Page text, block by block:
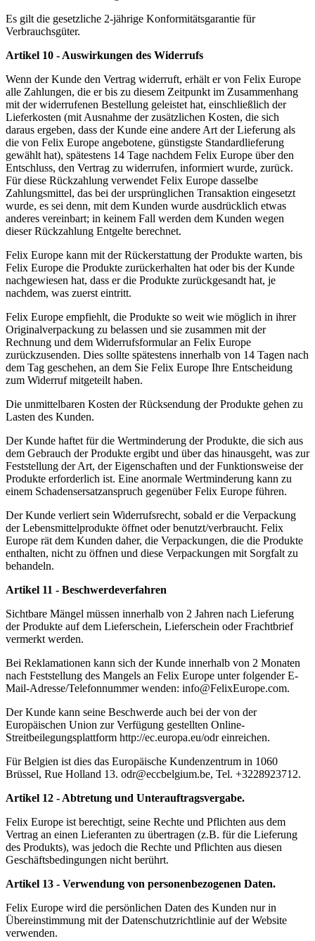
Es gilt die gesetzliche 2-jährige Konformitätsgarantie für
Verbrauchsgüter.
Artikel 10 - Auswirkungen des Widerrufs
Wenn der Kunde den Vertrag widerruft, erhält er von Felix Europe
alle Zahlungen, die er bis zu diesem Zeitpunkt im Zusammenhang
mit der widerrufenen Bestellung geleistet hat, einschließlich der
Lieferkosten (mit Ausnahme der zusätzlichen Kosten, die sich
daraus ergeben, dass der Kunde eine andere Art der Lieferung als
die von Felix Europe angebotene, günstigste Standardlieferung
gewählt hat), spätestens 14 Tage nachdem Felix Europe über den
Entschluss, den Vertrag zu widerrufen, informiert wurde, zurück.
Für diese Rückzahlung verwendet Felix Europe dasselbe
Zahlungsmittel, das bei der ursprünglichen Transaktion eingesetzt
wurde, es sei denn, mit dem Kunden wurde ausdrücklich etwas
anderes vereinbart; in keinem Fall werden dem Kunden wegen
dieser Rückzahlung Entgelte berechnet.
Felix Europe kann mit der Rückerstattung der Produkte warten, bis
Felix Europe die Produkte zurückerhalten hat oder bis der Kunde
nachgewiesen hat, dass er die Produkte zurückgesandt hat, je
nachdem, was zuerst eintritt.
Felix Europe empfiehlt, die Produkte so weit wie möglich in ihrer
Originalverpackung zu belassen und sie zusammen mit der
Rechnung und dem Widerrufsformular an Felix Europe
zurückzusenden. Dies sollte spätestens innerhalb von 14 Tagen nach
dem Tag geschehen, an dem Sie Felix Europe Ihre Entscheidung
zum Widerruf mitgeteilt haben.
Die unmittelbaren Kosten der Rücksendung der Produkte gehen zu
Lasten des Kunden.
Der Kunde haftet für die Wertminderung der Produkte, die sich aus
dem Gebrauch der Produkte ergibt und über das hinausgeht, was zur
Feststellung der Art, der Eigenschaften und der Funktionsweise der
Produkte erforderlich ist. Eine anormale Wertminderung kann zu
einem Schadensersatzanspruch gegenüber Felix Europe führen.
Der Kunde verliert sein Widerrufsrecht, sobald er die Verpackung
der Lebensmittelprodukte öffnet oder benutzt/verbraucht. Felix
Europe rät dem Kunden daher, die Verpackungen, die die Produkte
enthalten, nicht zu öffnen und diese Verpackungen mit Sorgfalt zu
behandeln.
Artikel 11 - Beschwerdeverfahren
Sichtbare Mängel müssen innerhalb von 2 Jahren nach Lieferung
der Produkte auf dem Lieferschein, Lieferschein oder Frachtbrief
vermerkt werden.
Bei Reklamationen kann sich der Kunde innerhalb von 2 Monaten
nach Feststellung des Mangels an Felix Europe unter folgender E-
Mail-Adresse/Telefonnummer wenden: info@FelixEurope.com.
Der Kunde kann seine Beschwerde auch bei der von der
Europäischen Union zur Verfügung gestellten Online-
Streitbeilegungsplattform http://ec.europa.eu/odr einreichen.
Für Belgien ist dies das Europäische Kundenzentrum in 1060
Brüssel, Rue Holland 13. odr@eccbelgium.be, Tel. +3228923712.
Artikel 12 - Abtretung und Unterauftragsvergabe.
Felix Europe ist berechtigt, seine Rechte und Pflichten aus dem
Vertrag an einen Lieferanten zu übertragen (z.B. für die Lieferung
des Produkts), was jedoch die Rechte und Pflichten aus diesen
Geschäftsbedingungen nicht berührt.
Artikel 13 - Verwendung von personenbezogenen Daten.
Felix Europe wird die persönlichen Daten des Kunden nur in
Übereinstimmung mit der Datenschutzrichtlinie auf der Website
verwenden.